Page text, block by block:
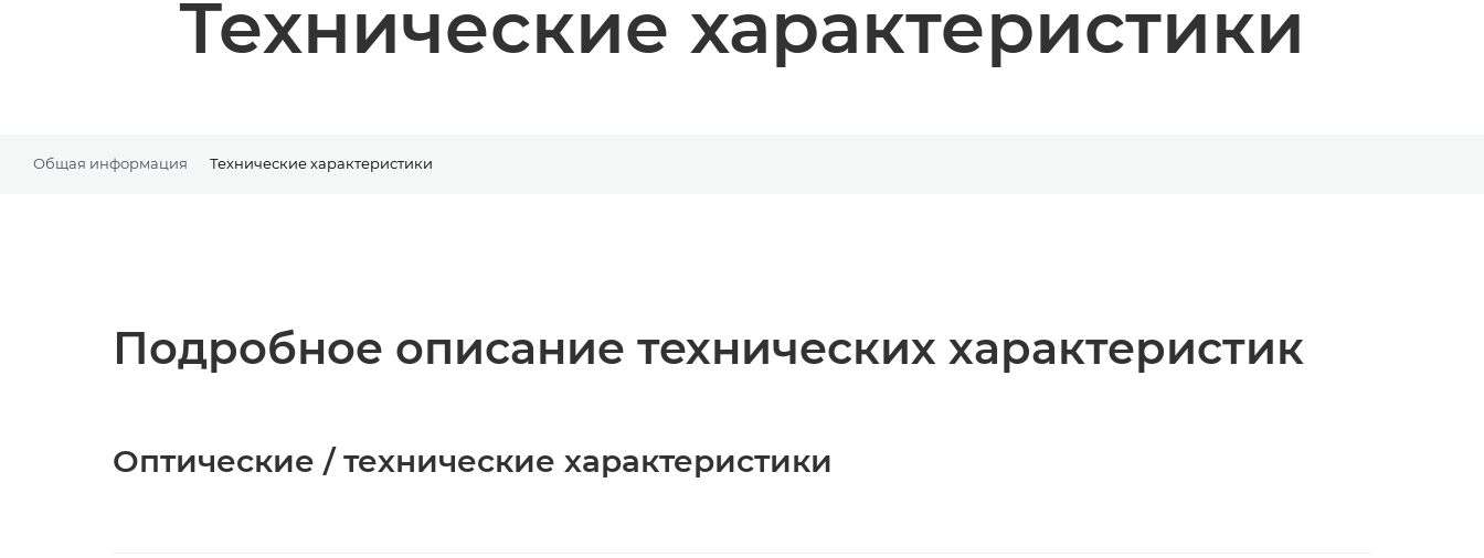
Технические характеристики
Общая информация Технические характеристики
Подробное описание технических характеристик
Оптические / технические характеристики